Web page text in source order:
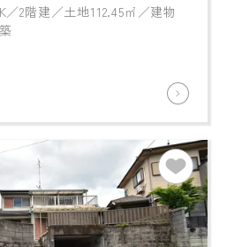
2階建／土地112.45㎡／建物